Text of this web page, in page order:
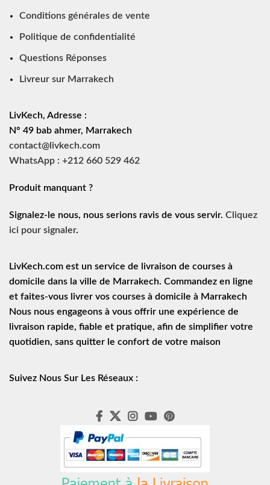
Conditions générales de vente
Politique de confidentialité
Questions Réponses
Livreur sur Marrakech
LivKech, Adresse :
N° 49 bab ahmer, Marrakech
contact@livkech.com
WhatsApp : +212 660 529 462
Produit manquant ?
Signalez-le nous, nous serions ravis de vous servir. Cliquez
ici pour signaler.
LivKech.com est un service de
livraison de courses à
domicile dans la ville de Marrakech. Commandez en ligne
et faites-vous livrer vos courses à domicile à Marrakech
Nous nous engageons à vous offrir une expérience de
livraison rapide, fiable et pratique, afin de simplifier votre
quotidien, sans quitter le confort de votre maison
Suivez Nous Sur Les Réseaux :